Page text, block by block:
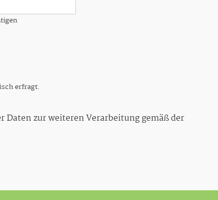
erfragt.
Daten zur weiteren Verarbeitung gemäß der